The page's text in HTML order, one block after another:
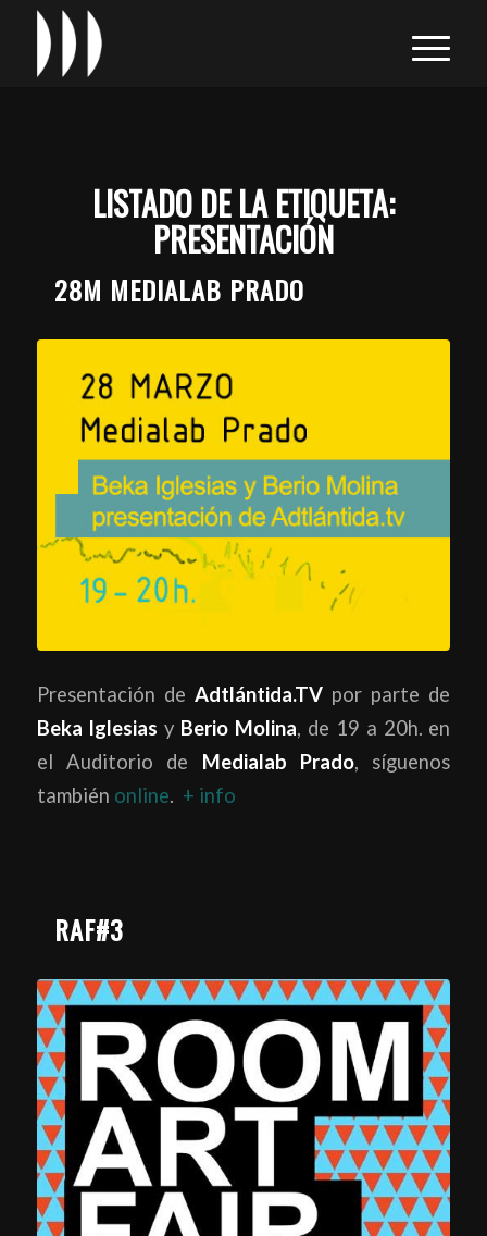
LISTADO DE LA ETIQUETA:
PRESENTACIÓN
28M MEDIALAB PRADO
Presentación de Adtlántida.TVpor parte de
Beka Iglesias y Berio Molina, de 19 a 20h. en
el Auditorio de Medialab Prado, síguenos
también online. + info
RAF#3